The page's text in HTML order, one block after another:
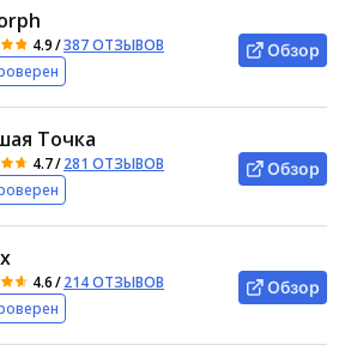
4.9/387 ОТЗЫВОВ
Обзор
Точка
4.7/281 ОТЗЫВОВ
Обзор
4.6/214 ОТЗЫВОВ
Обзор